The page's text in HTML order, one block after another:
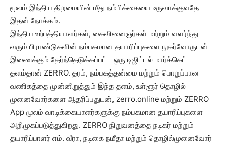
மூலம் இந்திய திறமையின் மீது நம்பிக்கையை உருவாக்குவதே
இதன் நோக்கம்.
இந்திய உற்பத்தியாளர்கள், கைவினைஞர்கள் மற்றும் வளர்ந்து
வரும் பிராண்டுகளின் நம்பகமான தயாரிப்புகளை நுகர்வோருடன்
இணைக்கும் தேர்ந்தெடுக்கப்பட்ட ஒரு டிஜிட்டல் மார்க்கெட்
தளம்தான் ZERRO. தரம், நம்பகத்தன்மை மற்றும் பொறுப்பான
வணிகத்தை முன்னிறுத்தும் இந்த தளம், உள்ளூர் தொழில்
முனைவோர்களை ஆதரிப்பதுடன், zerro.online மற்றும் ZERRO
App மூலம் வாடிக்கையாளர்களுக்கு நம்பகமான தயாரிப்புகளை
அறிமுகப்படுத்துகிறது. ZERRO நிறுவனத்தை நடிகர் மற்றும்
தயாரிப்பாளர் எம். வீரா, நடிகை நமீதா மற்றும் தொழில்முனைவோர்